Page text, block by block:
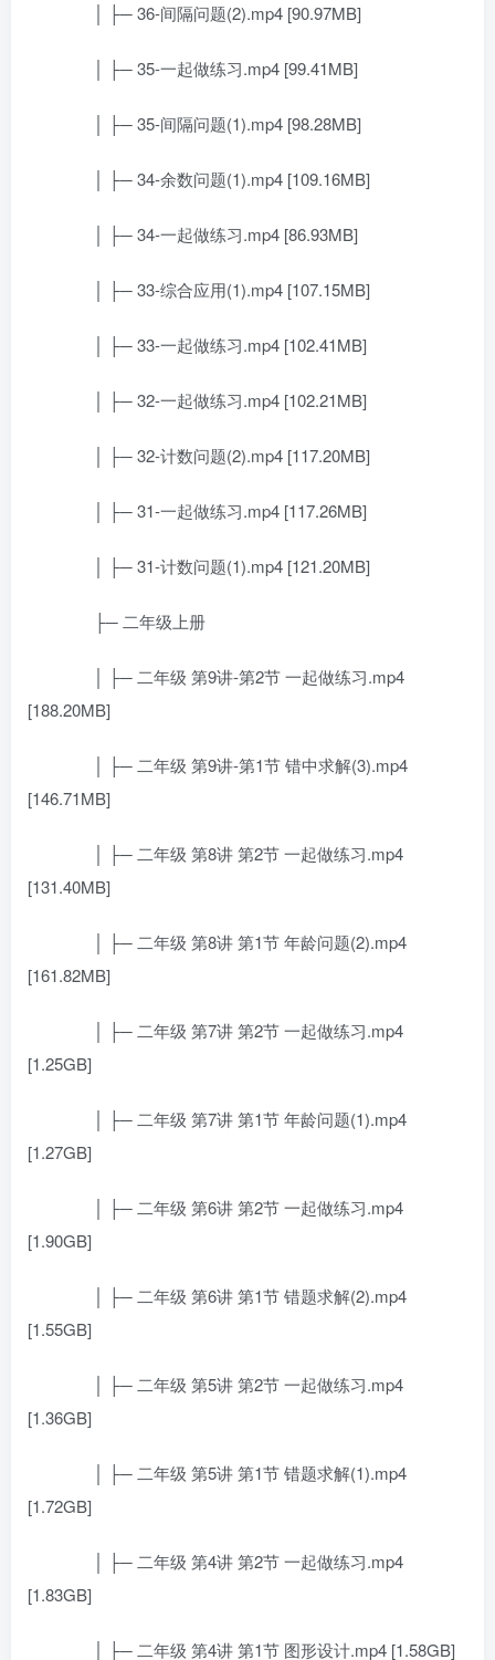
│ ├─ 36-间隔问题(2).mp4 [90.97MB]
│ ├─ 35-一起做练习.mp4 [99.41MB]
│ ├─ 35-间隔问题(1).mp4 [98.28MB]
│ ├─ 34-余数问题(1).mp4 [109.16MB]
│ ├─ 34-一起做练习.mp4 [86.93MB]
│ ├─ 33-综合应用(1).mp4 [107.15MB]
│ ├─ 33-一起做练习.mp4 [102.41MB]
│ ├─ 32-一起做练习.mp4 [102.21MB]
│ ├─ 32-计数问题(2).mp4 [117.20MB]
│ ├─ 31-一起做练习.mp4 [117.26MB]
│ ├─ 31-计数问题(1).mp4 [121.20MB]
├─ 二年级上册
│ ├─ 二年级 第9讲-第2节 一起做练习.mp4
[188.20MB]
│ ├─ 二年级 第9讲-第1节 错中求解(3).mp4
[146.71MB]
│ ├─ 二年级 第8讲 第2节 一起做练习.mp4
[131.40MB]
│ ├─ 二年级 第8讲 第1节 年龄问题(2).mp4
[161.82MB]
│ ├─ 二年级 第7讲 第2节 一起做练习.mp4
[1.25GB]
│ ├─ 二年级 第7讲 第1节 年龄问题(1).mp4
[1.27GB]
│ ├─ 二年级 第6讲 第2节 一起做练习.mp4
[1.90GB]
│ ├─ 二年级 第6讲 第1节 错题求解(2).mp4
[1.55GB]
│ ├─ 二年级 第5讲 第2节 一起做练习.mp4
[1.36GB]
│ ├─ 二年级 第5讲 第1节 错题求解(1).mp4
[1.72GB]
│ ├─ 二年级 第4讲 第2节 一起做练习.mp4
[1.83GB]
│ ├─ 二年级 第4讲 第1节 图形设计.mp4 [1.58GB]